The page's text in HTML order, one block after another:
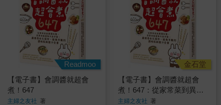
Readmoo
【電子書】會調醬就超會
煮！647
主婦之友社 著
金石堂
【電子書】會調醬就超會
煮！647：從家常菜到異國
料理，在家也能複製大廚手
主婦之友社 著